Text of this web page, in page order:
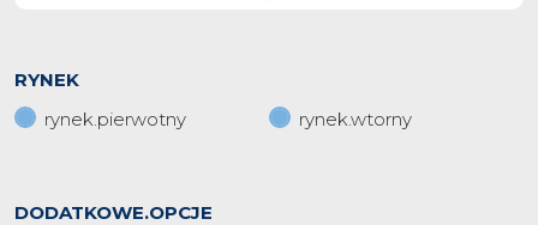
RYNEK
rynek.pierwotny
rynek.wtorny
DODATKOWE.OPCJE